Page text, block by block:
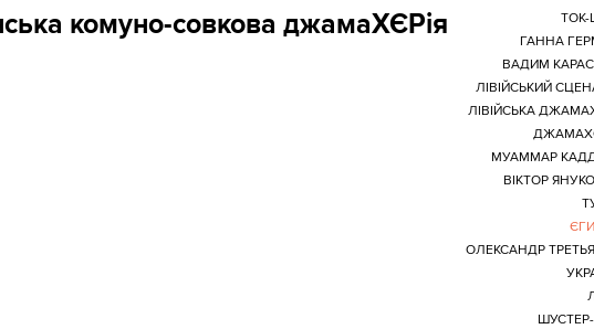
комуно-совкова джамаХЄРія
ГАННА
ВАДИМ
ЛІВІЙСЬКИЙ
ЛІВІЙСЬКА
МУАММАР
ВІКТОР
ОЛЕКСАНДР
ШУСТЕР-